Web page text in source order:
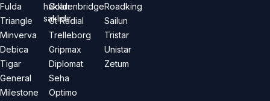
Fulda
Triangle
Minverva
Debica
Tigar
General
Milestone
Goldenbridge
Gt Radial
Trelleborg
Gripmax
Diplomat
Seha
Optimo
Roadking
Sailun
Tristar
Unistar
Zetum
hakları
saklıdır.